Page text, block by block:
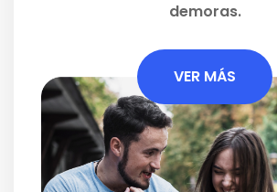
demoras.
VER MÁS